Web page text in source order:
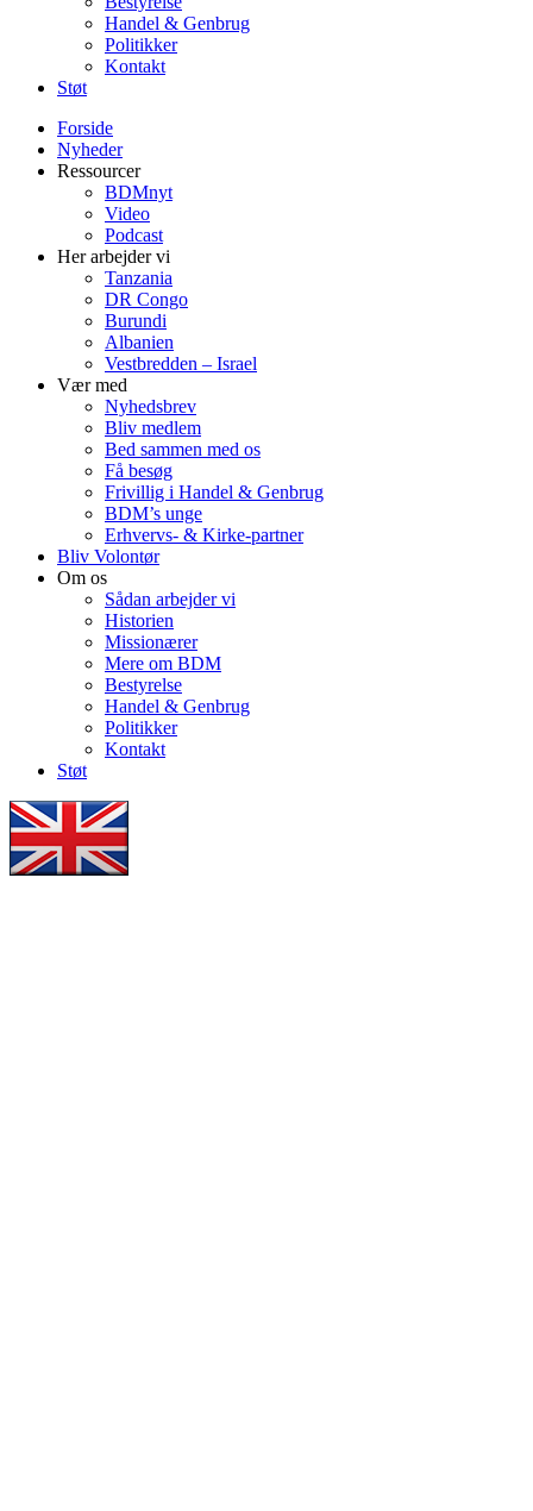
Handel & Genbrug
Politikker
Kontakt
Støt
Forside
Nyheder
Ressourcer
BDMnyt
Video
Podcast
Her arbejder vi
Tanzania
DR Congo
Burundi
Albanien
Vestbredden – Israel
Vær med
Nyhedsbrev
Bliv medlem
Bed sammen med os
Få besøg
Frivillig i Handel & Genbrug
BDM’s unge
Erhvervs- & Kirke-partner
Bliv Volontør
Om os
Sådan arbejder vi
Historien
Missionærer
Mere om BDM
Bestyrelse
Handel & Genbrug
Politikker
Kontakt
Støt